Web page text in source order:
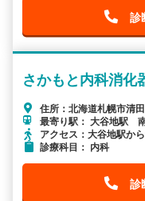
診
さかもと内科消化
住所：北海道札幌市清
最寄り駅： 大谷地駅
アクセス：大谷地駅か
診療科目： 内科
診